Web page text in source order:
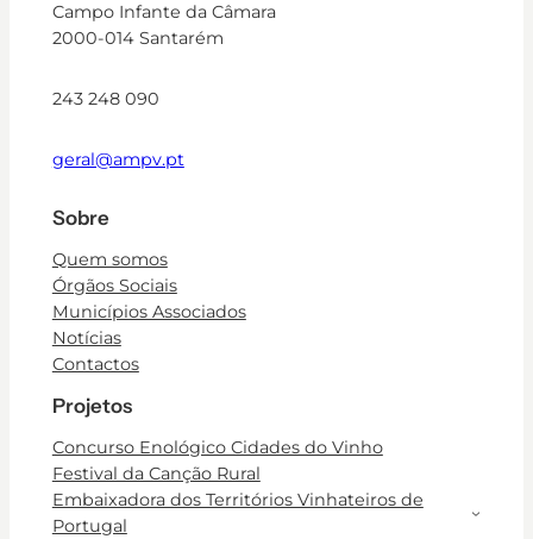
Campo Infante da Câmara
2000-014 Santarém
243 248 090
geral@ampv.pt
Sobre
Quem somos
Órgãos Sociais
Municípios Associados
Notícias
Contactos
Projetos
Concurso Enológico Cidades do Vinho
Festival da Canção Rural
Embaixadora dos Territórios Vinhateiros de
Portugal